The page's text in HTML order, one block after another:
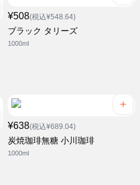
¥508(税込¥548.64)
ブラック タリーズ
1000ml
¥638(税込¥689.04)
炭焼珈琲無糖 小川珈琲
1000ml